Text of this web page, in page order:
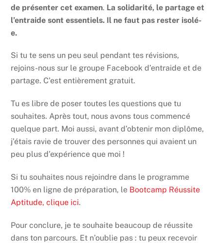
de présenter cet examen. La solidarité, le partage et
l’entraide sont essentiels. Il ne faut pas rester isolé-
e.
Si tu te sens un peu seul pendant tes révisions,
rejoins-nous sur le groupe Facebook d’entraide et de
partage. C’est entièrement gratuit.
Tu es libre de poser toutes les questions que tu
souhaites. Après tout, nous avons tous commencé
quelque part. Moi aussi, avant d’obtenir mon diplôme,
j’étais ravie de trouver des personnes qui avaient un
peu plus d’expérience que moi !
Si tu souhaites nous rejoindre dans le programme
100% en ligne de préparation, le Bootcamp Réussite
Aptitude, clique ici.
Pour conclure, je te souhaite beaucoup de réussite
dans ton parcours. Et n’oublie pas : tu peux recevoir